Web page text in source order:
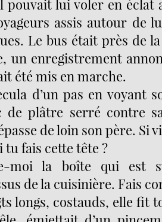
lui voler en éclat
assis autour de
Le bus était près de
un enregistrement
été mis en marche.
d’un pas en voyant
de plâtre serré contre
de loin son père. Si
fais cette tête ?
moi la boîte qui est
de la cuisinière. Fais
longs, costauds, elle fit